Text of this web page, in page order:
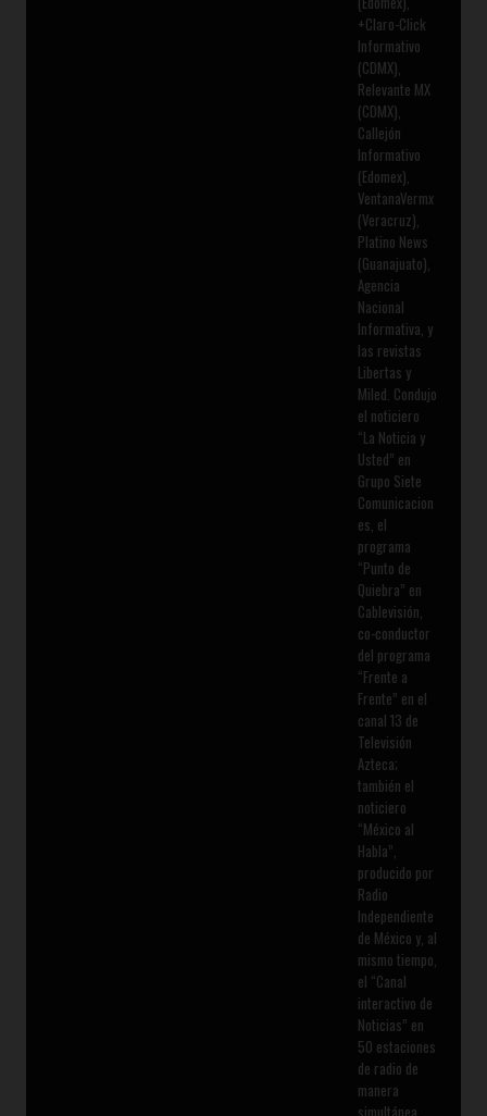
+Claro-Click
Informativo
(CDMX),
Relevante MX
(CDMX),
Callejón
Informativo
(Edomex),
VentanaVermx
(Veracruz),
Platino News
(Guanajuato),
Agencia
Nacional
Informativa, y
las revistas
Libertas y
Miled. Condujo
el noticiero
“La Noticia y
Usted” en
Grupo Siete
Comunicacion
es, el
programa
“Punto de
Quiebra” en
Cablevisión,
co-conductor
del programa
“Frente a
Frente” en el
canal 13 de
Televisión
Azteca;
también el
noticiero
“México al
Habla”,
producido por
Radio
Independiente
de México y, al
mismo tiempo,
el “Canal
interactivo de
Noticias” en
50 estaciones
de radio de
manera